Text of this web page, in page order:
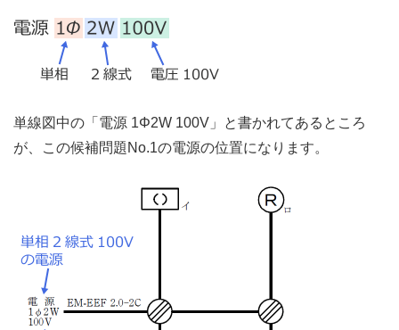
単線図中の「電源 1Φ2W 100V」と書かれてあるところ
が、この候補問題No.1の電源の位置になります。